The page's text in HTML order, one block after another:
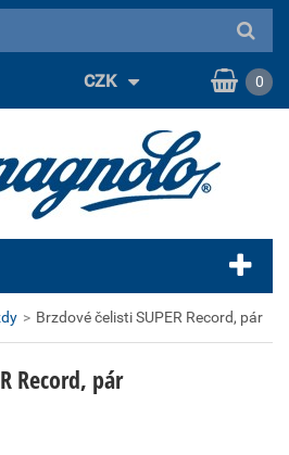
> Brzdové čelisti SUPER Record, pár
Record, pár
CZK 0